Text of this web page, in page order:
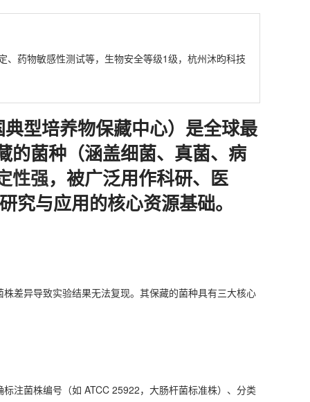
、药物敏感性测试等，生物安全等级1级，杭州沐昀科技
型培养物保藏中心）是全球最
的菌种（涵盖细菌、真菌、病
性强，被广泛用作科研、医
究与应用的核心资源基础。
差异导致实验结果无法复现。其保藏的菌种具有三大核心
注菌株编号（如 ATCC 25922，大肠杆菌标准株）、分类